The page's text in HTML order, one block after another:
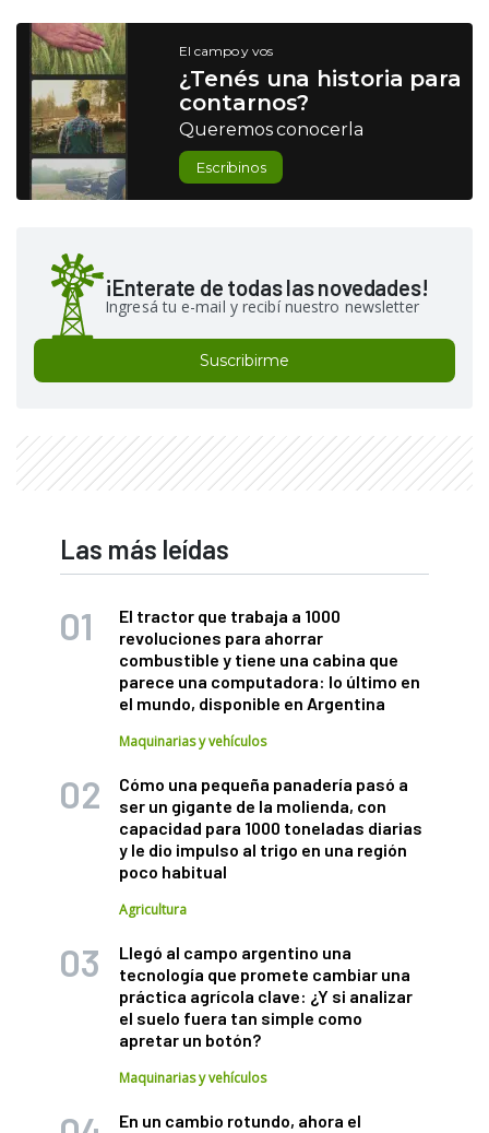
El campo y vos
¿Tenés una historia para
contarnos?
Queremos conocerla
Escribinos
¡Enterate de todas las novedades!
Ingresá tu e-mail y recibí nuestro newsletter
Suscribirme
Las más leídas
El tractor que trabaja a 1000
revoluciones para ahorrar
combustible y tiene una cabina que
parece una computadora: lo último en
el mundo, disponible en Argentina
Maquinarias y vehículos
Cómo una pequeña panadería pasó a
ser un gigante de la molienda, con
capacidad para 1000 toneladas diarias
y le dio impulso al trigo en una región
poco habitual
Agricultura
Llegó al campo argentino una
tecnología que promete cambiar una
práctica agrícola clave: ¿Y si analizar
el suelo fuera tan simple como
apretar un botón?
Maquinarias y vehículos
En un cambio rotundo, ahora el